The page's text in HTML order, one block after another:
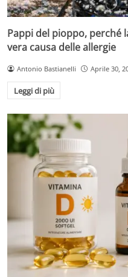
Pappi del pioppo, perché
vera causa delle allergie
Antonio Bastianelli Aprile 30,
Leggi di più